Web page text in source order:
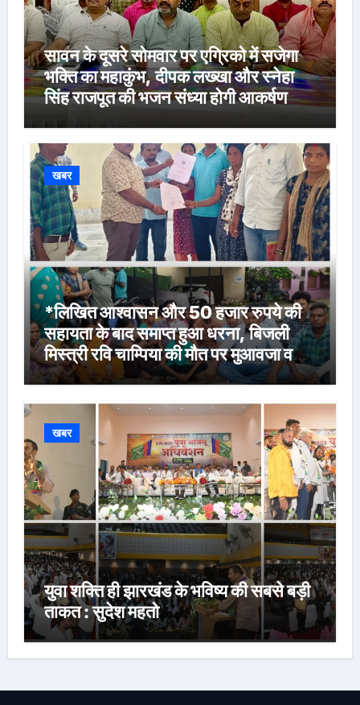
सावन के दूसरे सोमवार पर एग्रिको में सजेगा
भक्ति का महाकुंभ, दीपक लख्खा और स्नेहा
सिंह राजपूत की भजन संध्या होगी आकर्षण
खबर
*लिखित आश्वासन और 50 हजार रुपये की
सहायता के बाद समाप्त हुआ धरना, बिजली
मिस्त्री रवि चाम्पिया की मौत पर मुआवजा व
नौकरी की मांग*
खबर
युवा शक्ति ही झारखंड के भविष्य की सबसे बड़ी
ताकत : सुदेश महतो